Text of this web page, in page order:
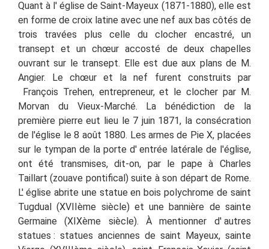
Quant à l' église de Saint-Mayeux (1871-1880), elle est
en forme de croix latine avec une nef aux bas côtés de
trois travées plus celle du clocher encastré, un
transept et un chœur accosté de deux chapelles
ouvrant sur le transept. Elle est due aux plans de M.
Angier. Le chœur et la nef furent construits par
François Trehen, entrepreneur, et le clocher par M.
Morvan du Vieux-Marché. La bénédiction de la
première pierre eut lieu le 7 juin 1871, la consécration
de l'église le 8 août 1880. Les armes de Pie X, placées
sur le tympan de la porte d' entrée latérale de l'église,
ont été transmises, dit-on, par le pape à Charles
Taillart (zouave pontifical) suite à son départ de Rome.
L' église abrite une statue en bois polychrome de saint
Tugdual (XVIIème siècle) et une bannière de sainte
Germaine (XIXème siècle). À mentionner d' autres
statues : statues anciennes de saint Mayeux, sainte